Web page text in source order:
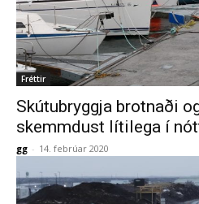
Fréttir
Skútubryggja brotnaði
skemmdust lítilega í
gg - 14. febrúar 2020